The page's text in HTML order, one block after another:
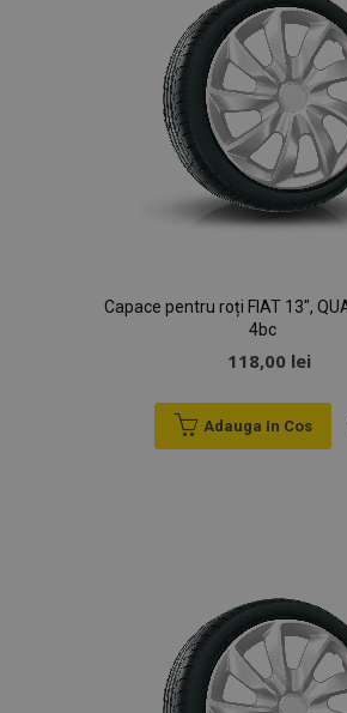
Capace pentru roți FIAT 13",
4bc
118,00 lei
Adauga In Cos